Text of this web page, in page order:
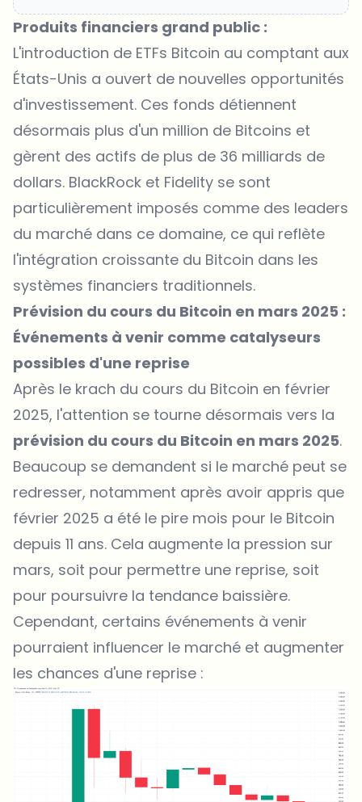
Produits financiers grand public :
L'introduction de ETFs Bitcoin au comptant aux
États-Unis a ouvert de nouvelles opportunités
d'investissement. Ces fonds détiennent
désormais plus d'un million de Bitcoins et
gèrent des actifs de plus de 36 milliards de
dollars. BlackRock et Fidelity se sont
particulièrement imposés comme des leaders
du marché dans ce domaine, ce qui reflète
l'intégration croissante du Bitcoin dans les
systèmes financiers traditionnels.
Prévision du cours du Bitcoin en mars 2025 :
Événements à venir comme catalyseurs
possibles d'une reprise
Après le krach du cours du Bitcoin en février
2025, l'attention se tourne désormais vers la
prévision du cours du Bitcoin en mars 2025.
Beaucoup se demandent si le marché peut se
redresser, notamment après avoir appris que
février 2025 a été le pire mois pour le Bitcoin
depuis 11 ans. Cela augmente la pression sur
mars, soit pour permettre une reprise, soit
pour poursuivre la tendance baissière.
Cependant, certains événements à venir
pourraient influencer le marché et augmenter
les chances d'une reprise :